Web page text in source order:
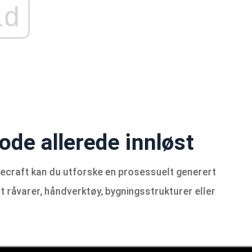
allerede innløst
kan du utforske en prosessuelt generert
råvarer, håndverktøy, bygningsstrukturer eller